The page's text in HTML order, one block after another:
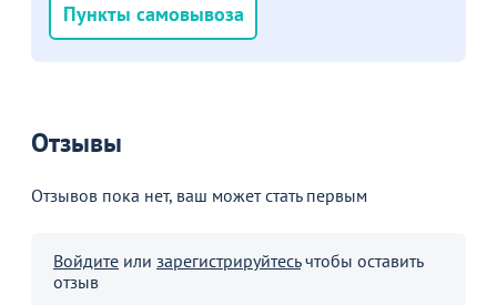
Пункты самовывоза
Отзывы
Отзывов пока нет, ваш может стать первым
Войдите или зарегистрируйтесьчтобы оставить
отзыв